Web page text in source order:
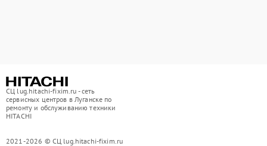
СЦ lug.hitachi-fixim.ru - сеть
сервисных центров в Луганске по
ремонту и обслуживанию техники
HITACHI
2021-2026 © СЦ lug.hitachi-fixim.ru